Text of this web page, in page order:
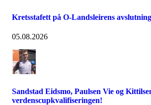
Kretsstafett på O-Landsleirens
05.08.2026
Sandstad Eidsmo, Paulsen Vie og
verdenscupkvalifiseringen!